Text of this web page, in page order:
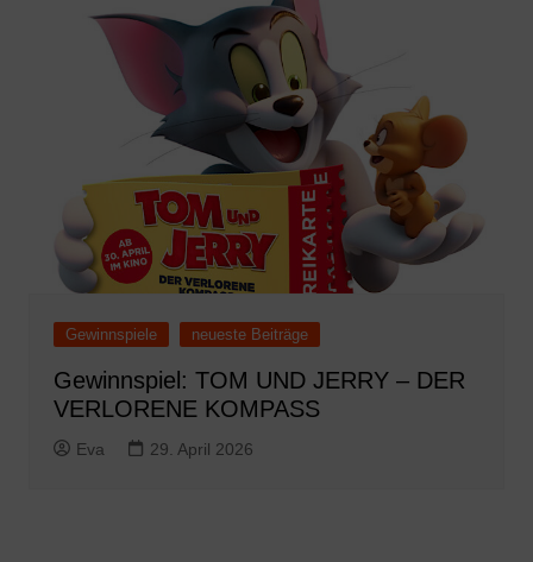
Gewinnspiele neueste Beiträge
Gewinnspiel: TOM UND JERRY – DER
VERLORENE KOMPASS
Eva 29. April 2026